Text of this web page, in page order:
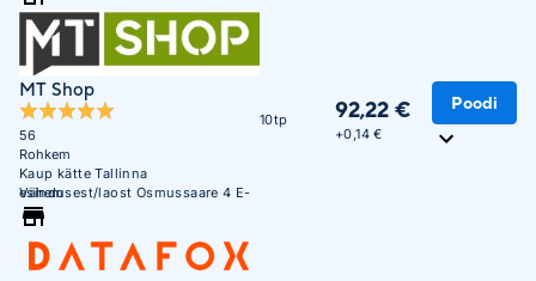
MT Shop
56
Rohkem
Kaup kätte Tallinna
esindusest/laost Osmussaare 4 E-
R 10:00 - 17:00
Vähem
10tp 92,22 €
+0,14 €
Poodi